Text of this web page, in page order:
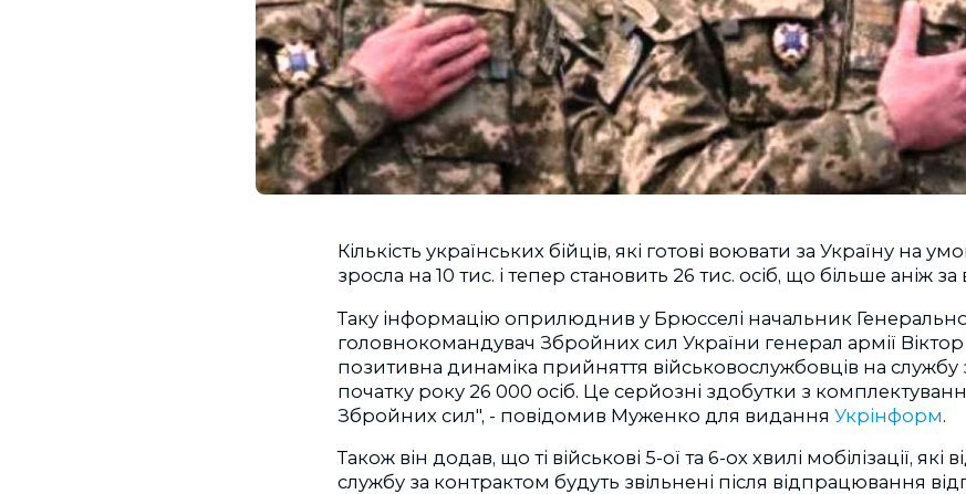
Кількість українських бійців, які готові воювати за Україну на
зросла на 10 тис. і тепер становить 26 тис. осіб, що більше аніж за
Таку інформацію оприлюднив у Брюсселі начальник
головнокомандувач Збройних сил України генерал армії
позитивна динаміка прийняття військовослужбовців на службу
початку року 26 000 осіб. Це серйозні здобутки з
Збройних сил", - повідомив Муженко для видання Укрінформ.
Також він додав, що ті військові 5-ої та 6-ох хвилі мобілізації,
службу за контрактом будуть звільнені після відпрацювання